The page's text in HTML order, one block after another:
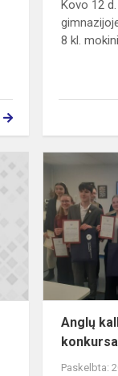
Kovo 12
8 kl.
matematikos
olimpiadoje
Anglų
Paskelbta: